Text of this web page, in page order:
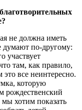
не должна иметь
думают по-другому:
участвует
там, как правило,
все неинтересно.
которую
рождественский
хотим показать